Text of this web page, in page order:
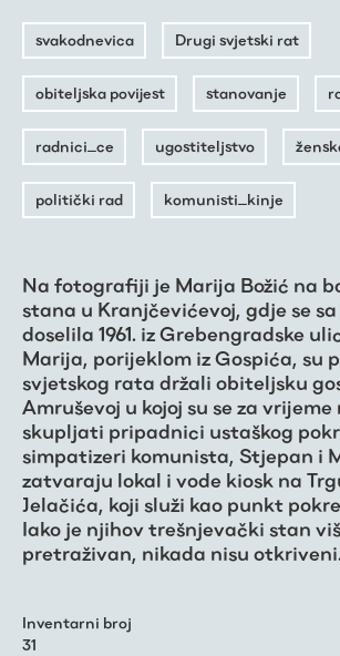
svakodnevica Drugi svjetski rat
obiteljska povijest stanovanje
radnici_ce ugostiteljstvo
politički rad komunisti_kinje
Na fotografiji je Marija Božić na
stana u Kranjčevićevoj, gdje se
doselila 1961. iz Grebengradske
Marija, porijeklom iz Gospića, su
svjetskog rata držali obiteljsku
Amruševoj u kojoj su se za
skupljati pripadnici ustaškog
simpatizeri komunista, Stjepan i
zatvaraju lokal i vode kiosk na
Jelačića, koji služi kao punkt
Iako je njihov trešnjevački stan
pretraživan, nikada nisu
Inventarni broj
31